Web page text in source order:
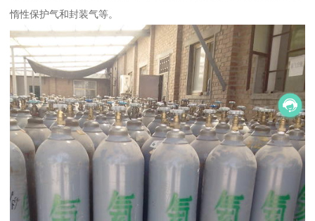
惰性保护气和封装气等。